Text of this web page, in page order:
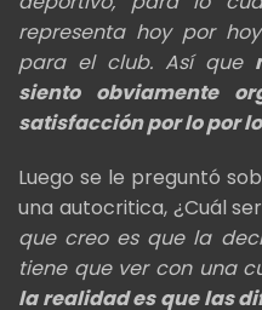
representa hoy por
para el club. Así que
siento obviamente
satisfacción por lo por
Luego se le preguntó
una autocritica, ¿Cuál
que creo es que la
tiene que ver con una
la realidad es que las